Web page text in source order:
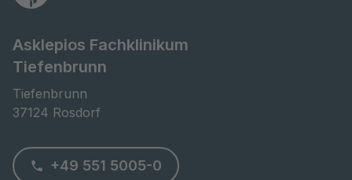
Asklepios Fachklinikum
Tiefenbrunn
Tiefenbrunn
37124 Rosdorf
+49 551 5005-0